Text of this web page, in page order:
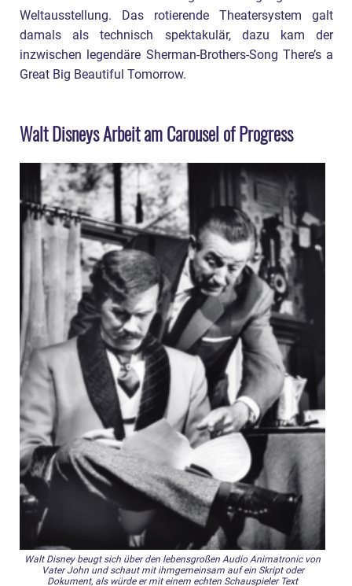
Weltausstellung. Das rotierende Theatersystem galt
damals als technisch spektakulär, dazu kam der
inzwischen legendäre Sherman-Brothers-Song There’s a
Great Big Beautiful Tomorrow.
Walt Disneys Arbeit am Carousel of Progress
Walt Disney beugt sich über den lebensgroßen Audio Animatronic von
Vater John und schaut mit ihmgemeinsam auf ein Skript oder
Dokument, als würde er mit einem echten Schauspieler Text